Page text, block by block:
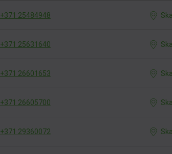
+371 25484948
+371 25631640
+371 26601653
+371 26605700
+371 29360072